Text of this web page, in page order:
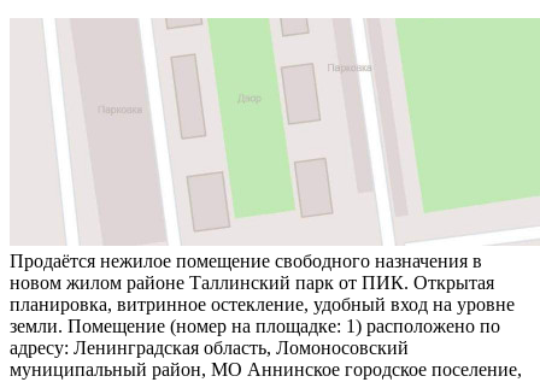
Продаётся нежилое помещение свободного назначения в
новом жилом районе Таллинский парк от ПИК. Открытая
планировка, витринное остекление, удобный вход на уровне
земли. Помещение (номер на площадке: 1) расположено по
адресу: Ленинградская область, Ломоносовский
муниципальный район, МО Аннинское городское поселение,